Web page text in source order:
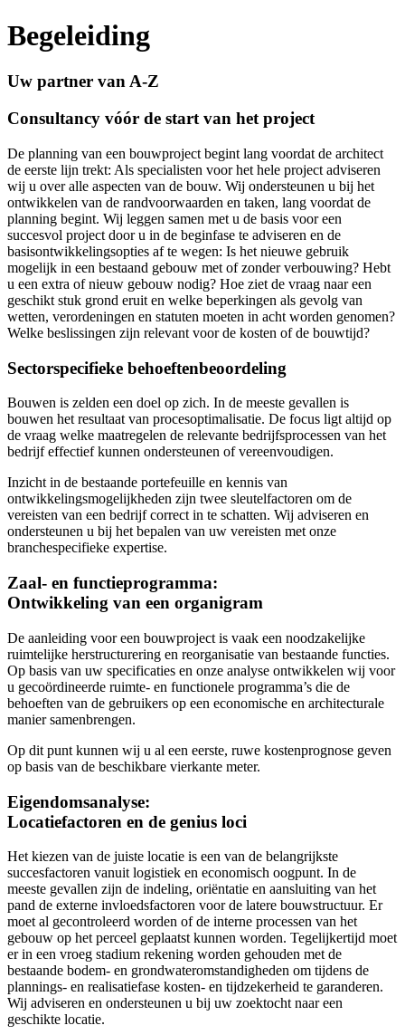
Begeleiding
Uw partner van A-Z
Consultancy vóór de start van het project
De planning van een bouwproject begint lang voordat de architect
de eerste lijn trekt: Als specialisten voor het hele project adviseren
wij u over alle aspecten van de bouw. Wij ondersteunen u bij het
ontwikkelen van de randvoorwaarden en taken, lang voordat de
planning begint. Wij leggen samen met u de basis voor een
succesvol project door u in de beginfase te adviseren en de
basisontwikkelingsopties af te wegen: Is het nieuwe gebruik
mogelijk in een bestaand gebouw met of zonder verbouwing? Hebt
u een extra of nieuw gebouw nodig? Hoe ziet de vraag naar een
geschikt stuk grond eruit en welke beperkingen als gevolg van
wetten, verordeningen en statuten moeten in acht worden genomen?
Welke beslissingen zijn relevant voor de kosten of de bouwtijd?
Sectorspecifieke behoeftenbeoordeling
Bouwen is zelden een doel op zich. In de meeste gevallen is
bouwen het resultaat van procesoptimalisatie. De focus ligt altijd op
de vraag welke maatregelen de relevante bedrijfsprocessen van het
bedrijf effectief kunnen ondersteunen of vereenvoudigen.
Inzicht in de bestaande portefeuille en kennis van
ontwikkelingsmogelijkheden zijn twee sleutelfactoren om de
vereisten van een bedrijf correct in te schatten. Wij adviseren en
ondersteunen u bij het bepalen van uw vereisten met onze
branchespecifieke expertise.
Zaal- en functieprogramma:
Ontwikkeling van een organigram
De aanleiding voor een bouwproject is vaak een noodzakelijke
ruimtelijke herstructurering en reorganisatie van bestaande functies.
Op basis van uw specificaties en onze analyse ontwikkelen wij voor
u gecoördineerde ruimte- en functionele programma’s die de
behoeften van de gebruikers op een economische en architecturale
manier samenbrengen.
Op dit punt kunnen wij u al een eerste, ruwe kostenprognose geven
op basis van de beschikbare vierkante meter.
Eigendomsanalyse:
Locatiefactoren en de genius loci
Het kiezen van de juiste locatie is een van de belangrijkste
succesfactoren vanuit logistiek en economisch oogpunt. In de
meeste gevallen zijn de indeling, oriëntatie en aansluiting van het
pand de externe invloedsfactoren voor de latere bouwstructuur. Er
moet al gecontroleerd worden of de interne processen van het
gebouw op het perceel geplaatst kunnen worden. Tegelijkertijd moet
er in een vroeg stadium rekening worden gehouden met de
bestaande bodem- en grondwateromstandigheden om tijdens de
plannings- en realisatiefase kosten- en tijdzekerheid te garanderen.
Wij adviseren en ondersteunen u bij uw zoektocht naar een
geschikte locatie.